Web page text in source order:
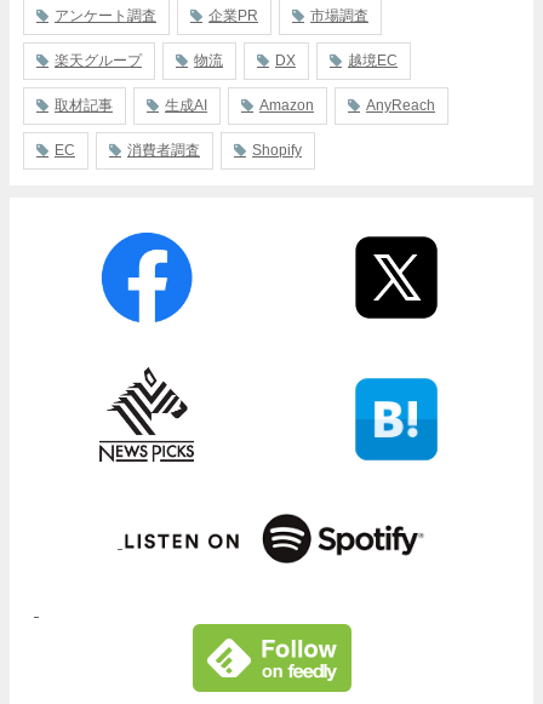
アンケート調査 企業PR 市場調査
楽天グループ 物流 DX 越境EC
取材記事 生成AI Amazon AnyReach
EC 消費者調査 Shopify